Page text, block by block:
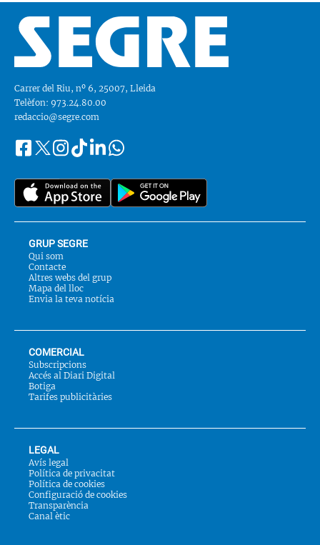
Carrer del Riu, nº 6, 25007, Lleida
Telèfon: 973.24.80.00
redaccio@segre.com
Segueix-
a::
FacebookInstagram
TiktokLinkedinWhatsapp
GRUP SEGRE
Qui som
Contacte
Altres webs del grup
Mapa del lloc
Envia la teva notícia
COMERCIAL
Subscripcions
Accés al Diari Digital
Botiga
Tarifes publicitàries
LEGAL
Avís legal
Política de privacitat
Política de cookies
Configuració de cookies
Transparència
Canal ètic